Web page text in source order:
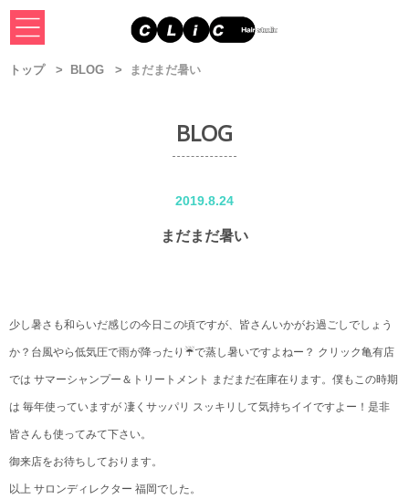
トップ BLOG まだまだ暑い
BLOG
2019.8.24
まだまだ暑い
少し暑さも和らいだ感じの今日この頃ですが、皆さんいかがお過ごしでしょう
か？台風やら低気圧で雨が降ったり☔️で蒸し暑いですよねー？ クリック亀有店
では サマーシャンプー＆トリートメント まだまだ在庫在ります。僕もこの時期
は 毎年使っていますが 凄くサッパリ スッキリして気持ちイイですよー！是非
皆さんも使ってみて下さい。
御来店をお待ちしております。
以上 サロンディレクター 福岡でした。